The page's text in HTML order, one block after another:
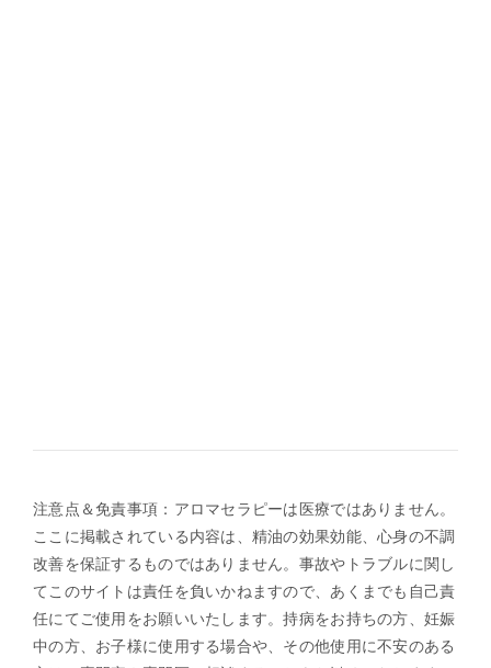
注意点＆免責事項：アロマセラピーは医療ではありません。
ここに掲載されている内容は、精油の効果効能、心身の不調
改善を保証するものではありません。事故やトラブルに関し
てこのサイトは責任を負いかねますので、あくまでも自己責
任にてご使用をお願いいたします。持病をお持ちの方、妊娠
中の方、お子様に使用する場合や、その他使用に不安のある